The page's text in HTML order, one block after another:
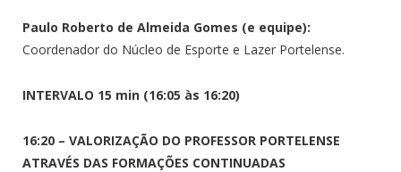
Paulo Roberto de Almeida Gomes (e equipe):
Coordenador do Núcleo de Esporte e Lazer Portelense.
INTERVALO 15 min (16:05 às 16:20)
16:20 – VALORIZAÇÃO DO PROFESSOR PORTELENSE
ATRAVÉS DAS FORMAÇÕES CONTINUADAS